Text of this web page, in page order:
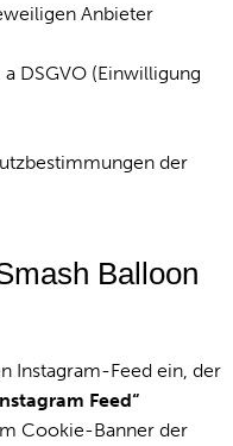
Anbieter
a DSGVO (Einwilligung
der
Balloon
Instagram-Feed ein, der
Feed“
Cookie-Banner der